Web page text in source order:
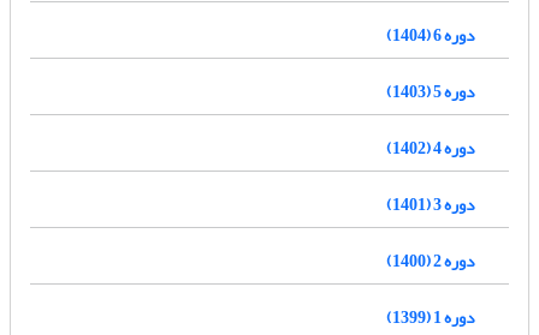
دوره 6 (1404)
دوره 5 (1403)
دوره 4 (1402)
دوره 3 (1401)
دوره 2 (1400)
دوره 1 (1399)